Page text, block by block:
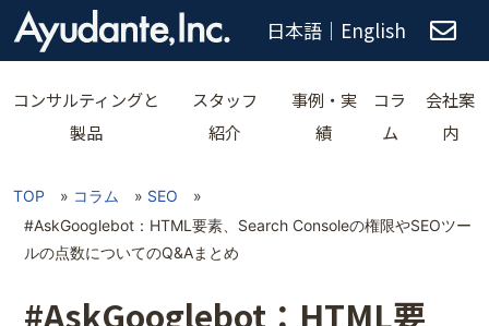
日本語 ｜ English
コンサルティングと
製品
スタッフ
紹介
事例・実
績
コラ
ム
会社案
内
TOP » コラム » SEO
»
#AskGooglebot：HTML要素、Search Consoleの権限やSEOツー
ルの点数についてのQ&Aまとめ
#AskGooglebot：HTML要